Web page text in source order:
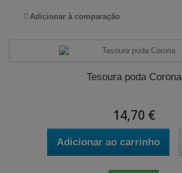
Adicionar à comparação
Tesoura poda Corona
14,70 €
Adicionar ao carrinho